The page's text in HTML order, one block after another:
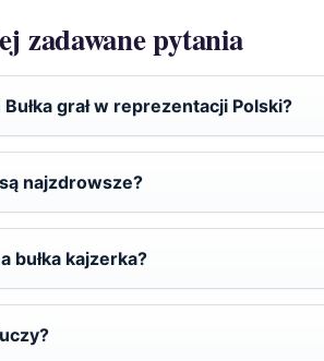
zadawane pytania
grał w reprezentacji Polski?
najzdrowsze?
bułka kajzerka?